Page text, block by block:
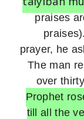
praises
prayer, he
The man
over
Prophet
till all the